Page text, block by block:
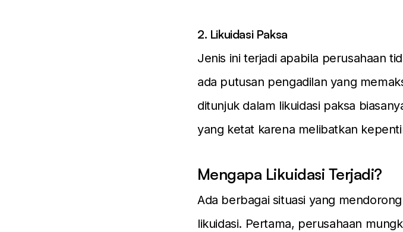
2. Likuidasi Paksa
Jenis ini terjadi apabila perusahaan
ada putusan pengadilan yang
ditunjuk dalam likuidasi paksa
yang ketat karena melibatkan
Mengapa Likuidasi Terjadi?
Ada berbagai situasi yang
likuidasi. Pertama, perusahaan